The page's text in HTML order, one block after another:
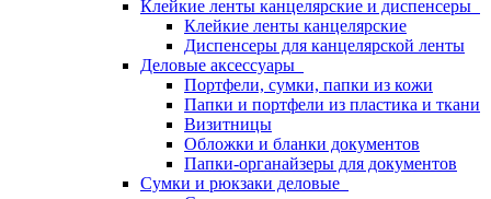
Клейкие ленты канцелярские и диспенсеры
Клейкие ленты канцелярские
Диспенсеры для канцелярской ленты
Деловые аксессуары
Портфели, сумки, папки из кожи
Папки и портфели из пластика и ткани
Визитницы
Обложки и бланки документов
Папки-органайзеры для документов
Сумки и рюкзаки деловые